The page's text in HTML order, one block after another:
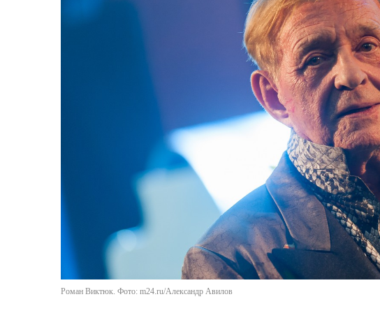
Роман Виктюк. Фото: m24.ru/Александр Авилов